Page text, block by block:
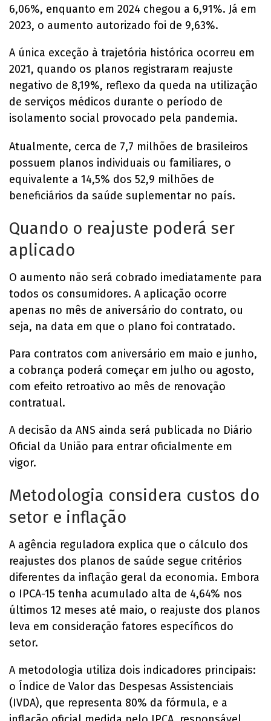
6,06%, enquanto em 2024 chegou a 6,91%. Já em
2023, o aumento autorizado foi de 9,63%.
A única exceção à trajetória histórica ocorreu em
2021, quando os planos registraram reajuste
negativo de 8,19%, reflexo da queda na utilização
de serviços médicos durante o período de
isolamento social provocado pela pandemia.
Atualmente, cerca de 7,7 milhões de brasileiros
possuem planos individuais ou familiares, o
equivalente a 14,5% dos 52,9 milhões de
beneficiários da saúde suplementar no país.
Quando o reajuste poderá ser
aplicado
O aumento não será cobrado imediatamente para
todos os consumidores. A aplicação ocorre
apenas no mês de aniversário do contrato, ou
seja, na data em que o plano foi contratado.
Para contratos com aniversário em maio e junho,
a cobrança poderá começar em julho ou agosto,
com efeito retroativo ao mês de renovação
contratual.
A decisão da ANS ainda será publicada no Diário
Oficial da União para entrar oficialmente em
vigor.
Metodologia considera custos do
setor e inflação
A agência reguladora explica que o cálculo dos
reajustes dos planos de saúde segue critérios
diferentes da inflação geral da economia. Embora
o IPCA-15 tenha acumulado alta de 4,64% nos
últimos 12 meses até maio, o reajuste dos planos
leva em consideração fatores específicos do
setor.
A metodologia utiliza dois indicadores principais:
o Índice de Valor das Despesas Assistenciais
(IVDA), que representa 80% da fórmula, e a